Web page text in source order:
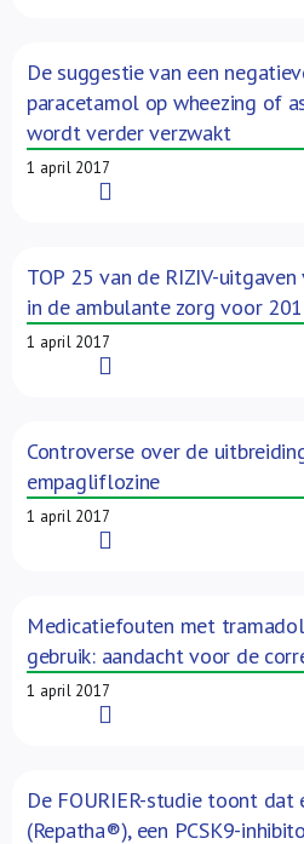
De suggestie van een
paracetamol op wheezing of
wordt verder verzwakt
1 april 2017
TOP 25 van de RIZIV-
in de ambulante zorg voor
1 april 2017
Controverse over de
empagliflozine
1 april 2017
Medicatiefouten met
gebruik: aandacht voor de
1 april 2017
De FOURIER-studie toont dat
(Repatha®), een PCSK9-